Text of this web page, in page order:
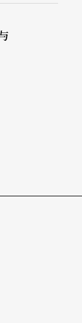
热门社团、
动与惯
论，交织
若面临社团
或其实是
调整配套。
校戏剧社的